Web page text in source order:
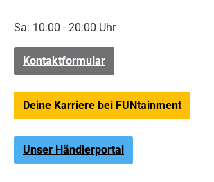
Sa: 10:00 - 20:00 Uhr
Kontaktformular
Deine Karriere bei FUNtainment
Unser Händlerportal